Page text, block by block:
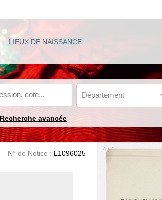
LIEUX DE NAISSANCE
Département
Recherche avancée
N° de Notice : L1096025 4 / 4